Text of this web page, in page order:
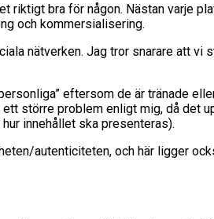
riktigt bra för någon. Nästan varje
och kommersialisering.
nätverken. Jag tror snarare att
eftersom de är tränade
större problem enligt mig, då det
innehållet ska presenteras).
autenticiteten, och här ligger